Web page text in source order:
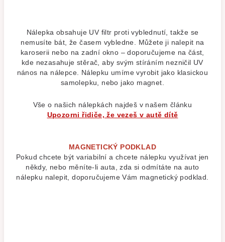
Nálepka obsahuje UV filtr proti vyblednutí, takže se
nemusíte bát, že časem vybledne. Můžete ji nalepit na
karoserii nebo na zadní okno – doporučujeme na část,
kde nezasahuje stěrač, aby svým stíráním nezničil UV
nános na nálepce. Nálepku umíme vyrobit jako klasickou
samolepku, nebo jako magnet.
Vše o našich nálepkách najdeš v našem článku
Upozorni řidiče, že vezeš v autě dítě
MAGNETICKÝ PODKLAD
Pokud chcete být variabilní a chcete nálepku využívat jen
někdy, nebo měníte-li auta, zda si odmítáte na auto
nálepku nalepit, doporučujeme Vám magnetický podklad.